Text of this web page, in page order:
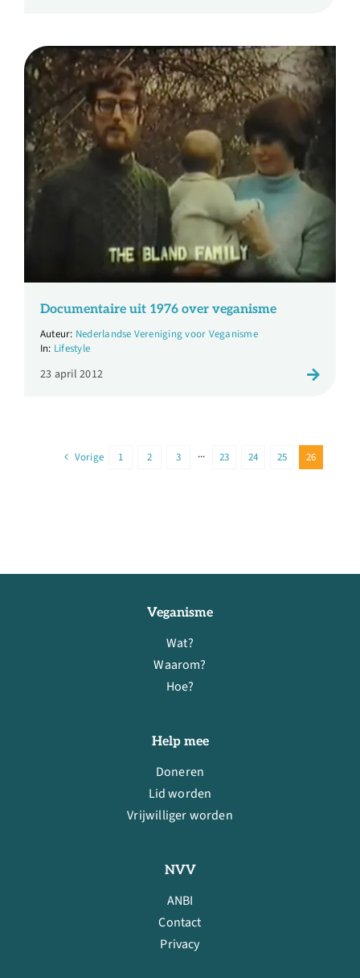
Documentaire uit 1976 over veganisme
Nederlandse Vereniging voor Veganisme
Lifestyle
23 april 2012
Vorige 1 2 3 ··· 23 24 25 26
Veganisme
Wat?
Waarom?
Hoe?
Help mee
Doneren
Lid worden
Vrijwilliger worden
NVV
ANBI
Contact
Privacy